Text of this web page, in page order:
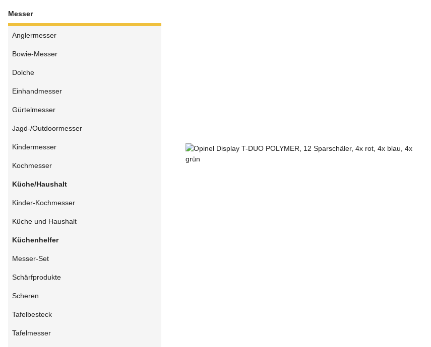
Messer
Anglermesser
Bowie-Messer
Dolche
Einhandmesser
Gürtelmesser
Jagd-/Outdoormesser
Kindermesser
Kochmesser
Küche/Haushalt
Kinder-Kochmesser
Küche und Haushalt
Küchenhelfer
Messer-Set
Schärfprodukte
Scheren
Tafelbesteck
Tafelmesser